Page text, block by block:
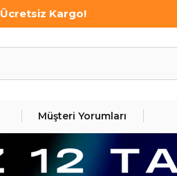
Ücretsiz Kargo!
Müşteri Yorumları